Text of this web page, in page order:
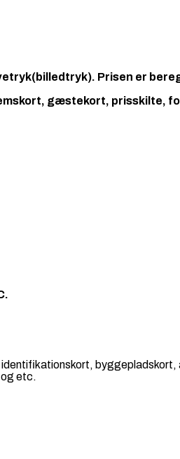
Prisen er
gæstekort, prisskilte,
etc.